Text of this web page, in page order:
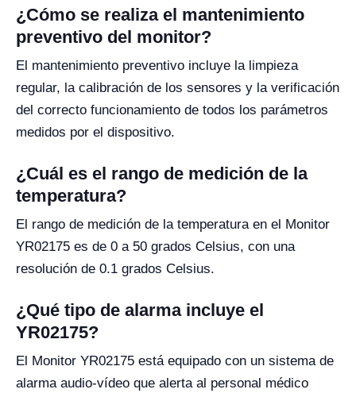
¿Cómo se realiza el mantenimiento
preventivo del monitor?
El mantenimiento preventivo incluye la limpieza
regular, la calibración de los sensores y la verificación
del correcto funcionamiento de todos los parámetros
medidos por el dispositivo.
¿Cuál es el rango de medición de la
temperatura?
El rango de medición de la temperatura en el Monitor
YR02175 es de 0 a 50 grados Celsius, con una
resolución de 0.1 grados Celsius.
¿Qué tipo de alarma incluye el
YR02175?
El Monitor YR02175 está equipado con un sistema de
alarma audio-vídeo que alerta al personal médico